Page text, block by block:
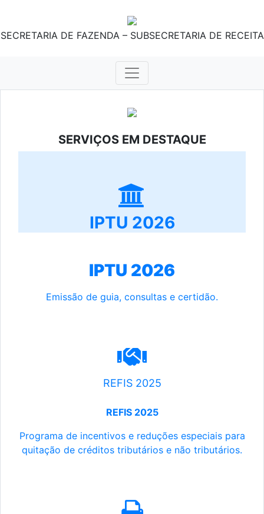
SECRETARIA DE FAZENDA – SUBSECRETARIA DE RECEITA
SERVIÇOS EM DESTAQUE
IPTU 2026
IPTU 2026
Emissão de guia, consultas e certidão.
REFIS 2025
REFIS 2025
Programa de incentivos e reduções especiais para
quitação de créditos tributários e não tributários.